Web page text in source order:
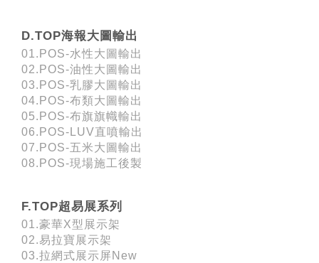
D.TOP海報大圖輸出
01.POS-水性大圖輸出
02.POS-油性大圖輸出
03.POS-乳膠大圖輸出
04.POS-布類大圖輸出
05.POS-布旗旗幟輸出
06.POS-LUV直噴輸出
07.POS-五米大圖輸出
08.POS-現場施工後製
F.TOP超易展系列
01.豪華X型展示架
02.易拉寶展示架
03.拉網式展示屏New